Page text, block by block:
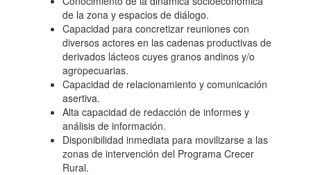
ENFOQUE DE
GÉNERO"
de la zona y espacios de diálogo.
Capacidad para concretizar reuniones con
diversos actores en las cadenas productivas de
derivados lácteos cuyes granos andinos y/o
agropecuarias.
Capacidad de relacionamiento y comunicación
asertiva.
Alta capacidad de redacción de informes y
análisis de información.
Disponibilidad inmediata para movilizarse a las
zonas de intervención del Programa Crecer
Rural.